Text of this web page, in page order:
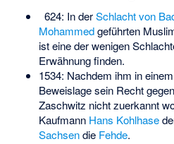
624: In derSchlacht von
Mohammedgeführten
ist eine der wenigen
Erwähnung finden.
1534: Nachdem ihm in
Beweislage sein Recht
Zaschwitz nicht zuerkannt
Kaufmann Hans Kohlhase
Sachsendie Fehde.